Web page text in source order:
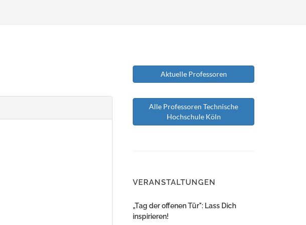
Aktuelle Professoren
Alle Professoren Technische
Hochschule Köln
VERANSTALTUNGEN
„Tag der offenen Tür": Lass Dich
inspirieren!